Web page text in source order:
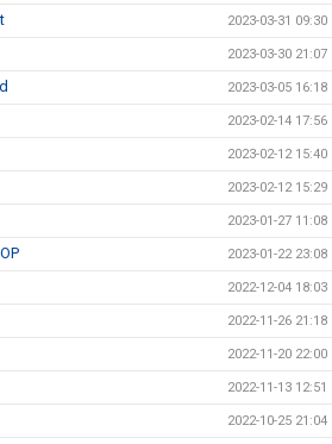
2023-03-31 09:30
2023-03-30 21:07
2023-03-05 16:18
2023-02-14 17:56
2023-02-12 15:40
2023-02-12 15:29
2023-01-27 11:08
2023-01-22 23:08
2022-12-04 18:03
2022-11-26 21:18
2022-11-20 22:00
2022-11-13 12:51
2022-10-25 21:04